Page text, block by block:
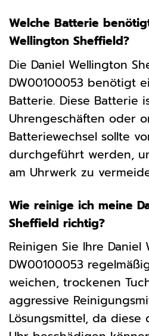
Welche Batterie
Wellington Sheffield?
Die Daniel Wellington
DW00100053 benötigt
Batterie. Diese Batterie
Uhrengeschäften oder
Batteriewechsel sollte
durchgeführt werden,
am Uhrwerk zu
Wie reinige ich meine
Sheffield richtig?
Reinigen Sie Ihre
DW00100053
weichen, trockenen
aggressive
Lösungsmittel, da